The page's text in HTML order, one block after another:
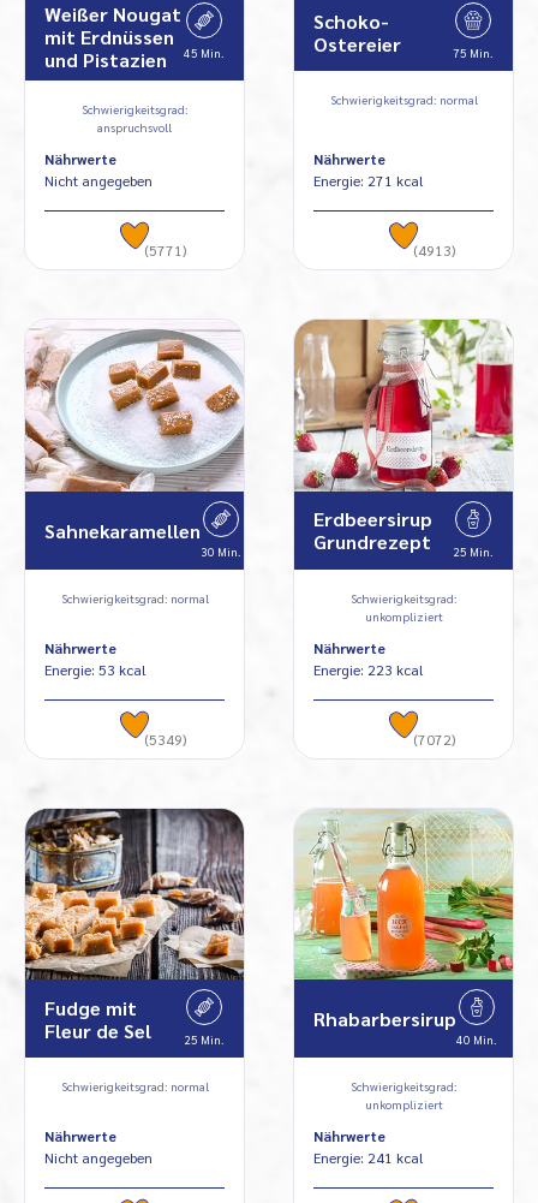
Weißer Nougat
mit Erdnüssen
und Pistazien
45 Min.
Schwierigkeitsgrad:
anspruchsvoll
Nährwerte
Nicht angegeben
(5771)
Schoko-
Ostereier
75 Min.
Schwierigkeitsgrad: normal
Nährwerte
Energie: 271 kcal
(4913)
Sahnekaramellen
30 Min.
Schwierigkeitsgrad: normal
Nährwerte
Energie: 53 kcal
(5349)
Erdbeersirup
Grundrezept
25 Min.
Schwierigkeitsgrad:
unkompliziert
Nährwerte
Energie: 223 kcal
(7072)
Fudge mit
Fleur de Sel
25 Min.
Schwierigkeitsgrad: normal
Nährwerte
Nicht angegeben
Rhabarbersirup
40 Min.
Schwierigkeitsgrad:
unkompliziert
Nährwerte
Energie: 241 kcal